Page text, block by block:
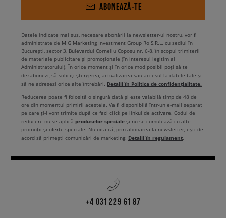
ABONEAZĂ-TE
Datele indicate mai sus, necesare abonării la newsletter-ul nostru, vor fi
administrate de MIG Marketing Investment Group Ro S.R.L. cu sediul în
București, sector 3, Bulevardul Corneliu Coposu nr. 6-8, în scopul trimiterii
de materiale publicitare și promoționale (în interesul legitim al
Administratorului). În orice moment și în orice mod posibil poți să te
dezabonezi, să soliciți ștergerea, actualizarea sau accesul la datele tale și
să ne adresezi orice alte întrebări. Detalii în Politica de confidențialitate.
Reducerea poate fi folosită o singură dată și este valabilă timp de 48 de
ore din momentul primirii acesteia. Va fi disponibilă într-un e-mail separat
pe care ți-l vom trimite după ce faci click pe linkul de activare. Codul de
reducere nu se aplică produselor speciale și nu se cumulează cu alte
promoții și oferte speciale. Nu uita că, prin abonarea la newsletter, ești de
acord să primești comunicări de marketing. Detalii în regulament.
+4 031 229 61 87